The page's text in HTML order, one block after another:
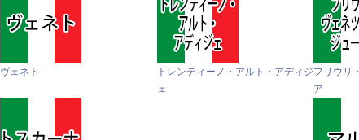
ヴェネト
トレンティーノ・アルト・アディジ
ェ
フリウリ
ア